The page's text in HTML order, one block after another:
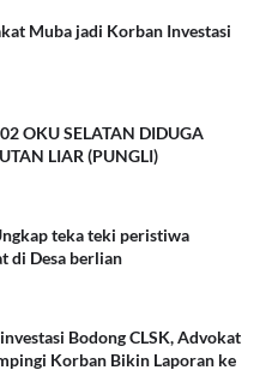
Muba jadi Korban Investasi
OKU SELATAN DIDUGA
LIAR (PUNGLI)
teka teki peristiwa
di Desa berlian
Bodong CLSK, Advokat
Korban Bikin Laporan ke